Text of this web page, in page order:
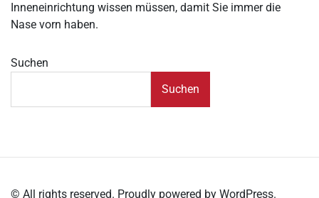
Inneneinrichtung wissen müssen, damit Sie immer die
Nase vorn haben.
Suchen
Suchen
© All rights reserved. Proudly powered by WordPress.